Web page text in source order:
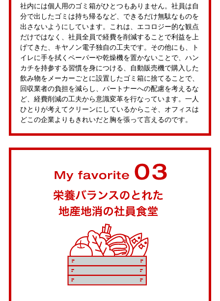
社内には個人用のゴミ箱がひとつもありません。社員は自
分で出したゴミは持ち帰るなど、できるだけ無駄なものを
出さないようにしています。これは、エコロジー的な観点
だけではなく、社員全員で経費を削減することで利益を上
げてきた、キヤノン電子独自の工夫です。その他にも、ト
イレに手を拭くペーパーや乾燥機を置かないことで、ハン
カチを持参する習慣を身につける、自動販売機で購入した
飲み物をメーカーごとに設置したゴミ箱に捨てることで、
回収業者の負担を減らし、パートナーへの配慮を考えるな
ど、経費削減の工夫から意識変革を行なっています。一人
ひとりが考えてクリーンにしているからこそ、オフィスは
どこの企業よりもきれいだと胸を張って言えるのです。